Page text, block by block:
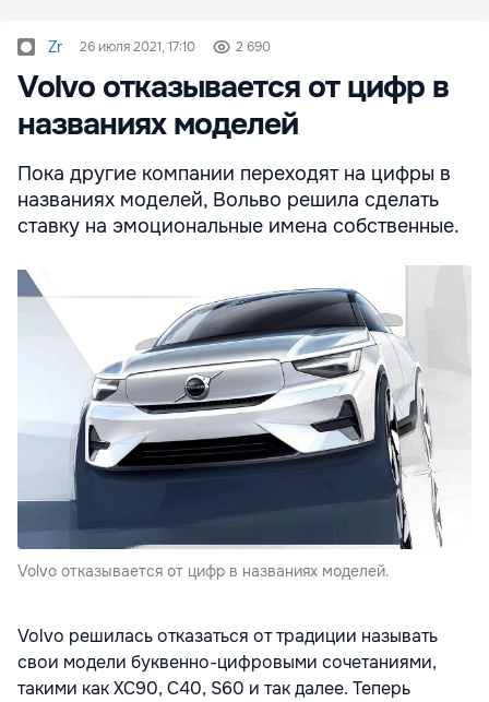
Zr 26 июля 2021, 17:10 2 690
Volvo отказывается от цифр в
названиях моделей
Пока другие компании переходят на цифры в
названиях моделей, Вольво решила сделать
ставку на эмоциональные имена собственные.
Volvo отказывается от цифр в названиях моделей.
Volvo решилась отказаться от традиции называть
свои модели буквенно-цифровыми сочетаниями,
такими как XC90, C40, S60 и так далее. Теперь